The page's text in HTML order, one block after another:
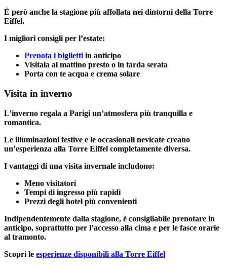
È però anche la stagione più affollata nei dintorni della Torre
Eiffel.
I migliori consigli per l’estate:
Prenota i bigliettiin anticipo
Visitala al mattino presto o in tarda serata
Porta con te acqua e crema solare
Visita in inverno
L’inverno regala a Parigi un’atmosfera più tranquilla e
romantica.
Le illuminazioni festive e le occasionali nevicate creano
un’esperienza alla Torre Eiffel completamente diversa.
I vantaggi di una visita invernale includono:
Meno visitatori
Tempi di ingresso più rapidi
Prezzi degli hotel più convenienti
Indipendentemente dalla stagione, è consigliabile prenotare in
anticipo, soprattutto per l’accesso alla cima e per le fasce orarie
al tramonto.
Scopri le esperienze disponibili alla Torre Eiffel